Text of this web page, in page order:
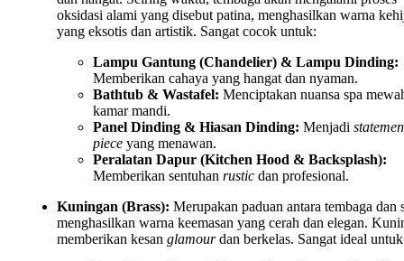
oksidasi alami yang disebut patina, menghasilkan warna
yang eksotis dan artistik. Sangat cocok untuk:
Lampu Gantung (Chandelier) & Lampu Dinding:
Memberikan cahaya yang hangat dan nyaman.
Bathtub & Wastafel: Menciptakan nuansa spa
kamar mandi.
Panel Dinding & Hiasan Dinding: Menjadi
piece yang menawan.
Peralatan Dapur (Kitchen Hood & Backsplash):
Memberikan sentuhan rustic dan profesional.
Kuningan (Brass): Merupakan paduan antara tembaga dan
menghasilkan warna keemasan yang cerah dan elegan.
memberikan kesan glamourdan berkelas. Sangat ideal